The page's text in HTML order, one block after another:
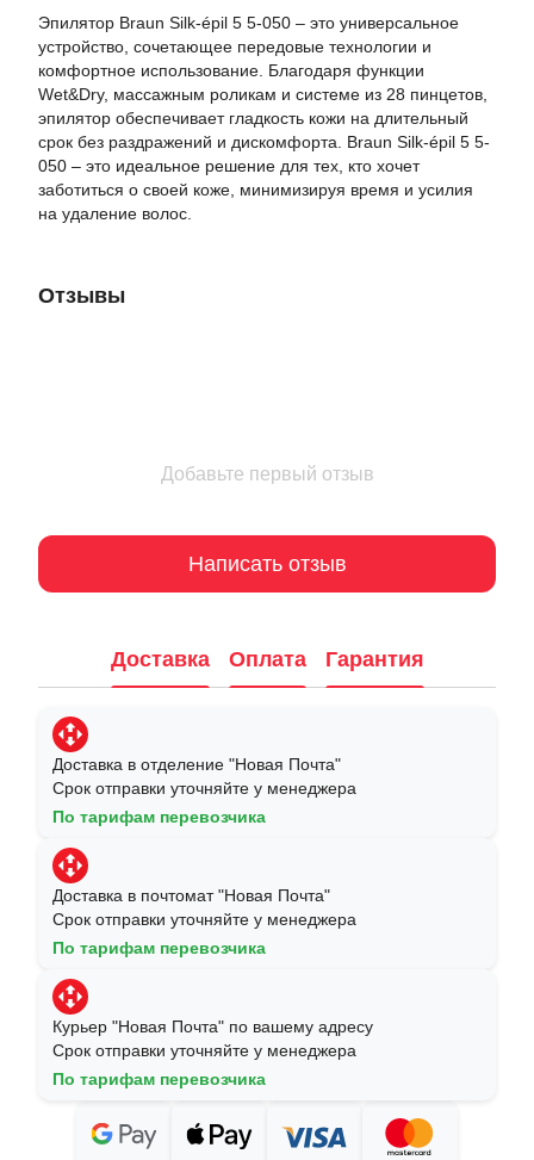
Эпилятор Braun Silk-épil 5 5-050 – это универсальное
устройство, сочетающее передовые технологии и
комфортное использование. Благодаря функции
Wet&Dry, массажным роликам и системе из 28 пинцетов,
эпилятор обеспечивает гладкость кожи на длительный
срок без раздражений и дискомфорта. Braun Silk-épil 5 5-
050 – это идеальное решение для тех, кто хочет
заботиться о своей коже, минимизируя время и усилия
на удаление волос.
Отзывы
Добавьте первый отзыв
Написать отзыв
Доставка Оплата Гарантия
Доставка в отделение "Новая Почта"
Срок отправки уточняйте у менеджера
По тарифам перевозчика
Доставка в почтомат "Новая Почта"
Срок отправки уточняйте у менеджера
По тарифам перевозчика
Курьер "Новая Почта" по вашему адресу
Срок отправки уточняйте у менеджера
По тарифам перевозчика